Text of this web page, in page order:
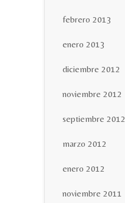
febrero 2013
enero 2013
diciembre 2012
noviembre 2012
septiembre 2012
marzo 2012
enero 2012
noviembre 2011